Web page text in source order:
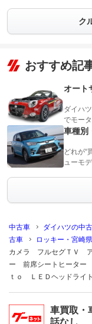
ク
おすすめ記
オート
ダイハ
でモー
車種別
どれが“
ューモ
中古車 ダイハツの中
古車
ロッキー・宮崎
カメラ フルセグＴＶ
ー 前席シートヒーター
ｔｏ ＬＥＤヘッドラ
車買取・
話なし